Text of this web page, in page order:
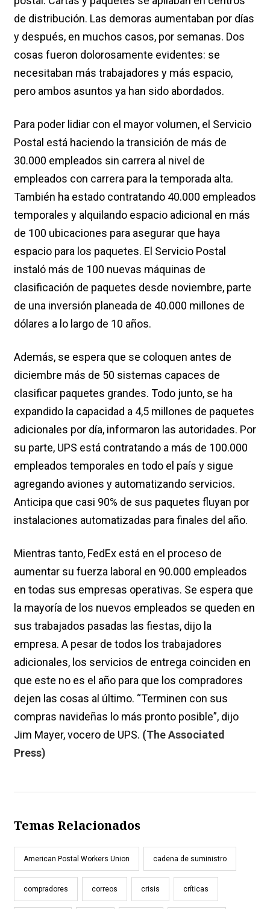
de distribución. Las demoras aumentaban por días
y después, en muchos casos, por semanas. Dos
cosas fueron dolorosamente evidentes: se
necesitaban más trabajadores y más espacio,
pero ambos asuntos ya han sido abordados.
Para poder lidiar con el mayor volumen, el Servicio
Postal está haciendo la transición de más de
30.000 empleados sin carrera al nivel de
empleados con carrera para la temporada alta.
También ha estado contratando 40.000 empleados
temporales y alquilando espacio adicional en más
de 100 ubicaciones para asegurar que haya
espacio para los paquetes. El Servicio Postal
instaló más de 100 nuevas máquinas de
clasificación de paquetes desde noviembre, parte
de una inversión planeada de 40.000 millones de
dólares a lo largo de 10 años.
Además, se espera que se coloquen antes de
diciembre más de 50 sistemas capaces de
clasificar paquetes grandes. Todo junto, se ha
expandido la capacidad a 4,5 millones de paquetes
adicionales por día, informaron las autoridades. Por
su parte, UPS está contratando a más de 100.000
empleados temporales en todo el país y sigue
agregando aviones y automatizando servicios.
Anticipa que casi 90% de sus paquetes fluyan por
instalaciones automatizadas para finales del año.
Mientras tanto, FedEx está en el proceso de
aumentar su fuerza laboral en 90.000 empleados
en todas sus empresas operativas. Se espera que
la mayoría de los nuevos empleados se queden en
sus trabajados pasadas las fiestas, dijo la
empresa. A pesar de todos los trabajadores
adicionales, los servicios de entrega coinciden en
que este no es el año para que los compradores
dejen las cosas al último. “Terminen con sus
compras navideñas lo más pronto posible”, dijo
Jim Mayer, vocero de UPS. (The Associated
Press)
Temas Relacionados
American Postal Workers Union cadena de suministro
compradores correos crisis críticas